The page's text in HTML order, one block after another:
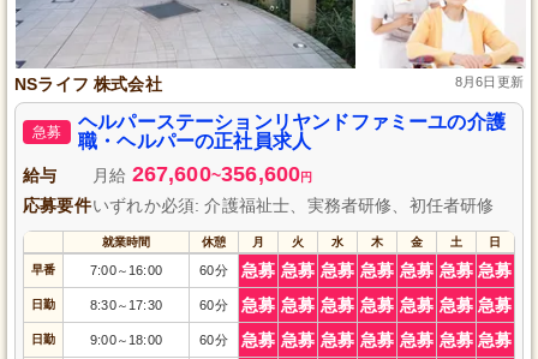
NSライフ 株式会社 8月6日更新
急募
ヘルパーステーションリヤンドファミーユの介護
職・ヘルパーの正社員求人
給与 月給 267,600~356,600円
応募要件いずれか必須: 介護福祉士、実務者研修、初任者研修
就業時間 休憩 月 火 水 木 金 土 日
早番 7:00～ 16:00 60分 急募 急募 急募 急募 急募 急募 急募
日勤 8:30～ 17:30 60分 急募 急募 急募 急募 急募 急募 急募
日勤 9:00～ 18:00 60分 急募 急募 急募 急募 急募 急募 急募